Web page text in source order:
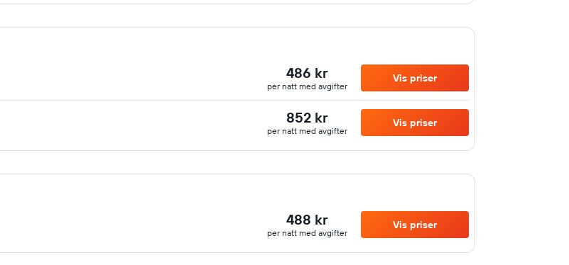
486 kr
per natt med avgifter
Vis priser
852 kr
per natt med avgifter
Vis priser
488 kr
per natt med avgifter
Vis priser